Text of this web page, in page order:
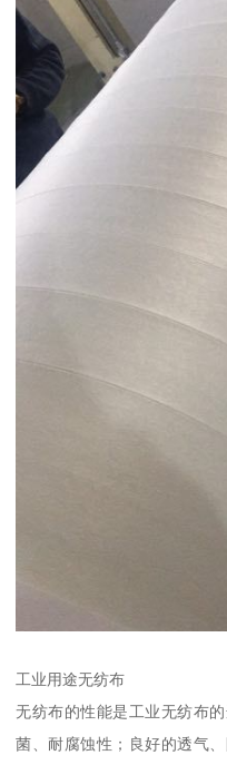
工业用途无纺布
无纺布的性能是工业无纺布
菌、耐腐蚀性；良好的透气